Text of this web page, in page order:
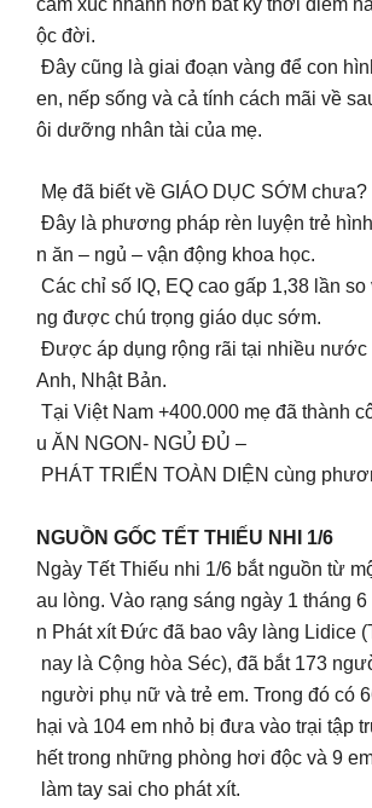
ộc đời.
Đây cũng là giai đoạn vàng để con
en, nếp sống và cả tính cách mãi về
ôi dưỡng nhân tài của mẹ.
Mẹ đã biết về GIÁO DỤC SỚM chưa?
Đây là phương pháp rèn luyện trẻ
n ăn – ngủ – vận động khoa học.
Các chỉ số IQ, EQ cao gấp 1,38 lần
ng được chú trọng giáo dục sớm.
Được áp dụng rộng rãi tại nhiều nước
Anh, Nhật Bản.
Tại Việt Nam +400.000 mẹ đã thành
u ĂN NGON- NGỦ ĐỦ –
PHÁT TRIỂN TOÀN DIỆN cùng
NGUỒN GỐC TẾT THIẾU NHI 1/6
Ngày Tết Thiếu nhi 1/6 bắt nguồn từ
au lòng. Vào rạng sáng ngày 1 tháng
n Phát xít Đức đã bao vây làng Lidice
nay là Cộng hòa Séc), đã bắt 173
người phụ nữ và trẻ em. Trong đó có
hại và 104 em nhỏ bị đưa vào trại tập
hết trong những phòng hơi độc và 9
làm tay sai cho phát xít.